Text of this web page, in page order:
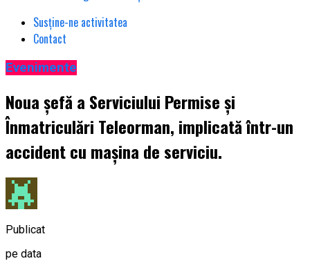
Susține-ne activitatea
Contact
Evenimente
Noua șefă a Serviciului Permise și
Înmatriculări Teleorman, implicată într-un
accident cu mașina de serviciu.
Publicat
pe data